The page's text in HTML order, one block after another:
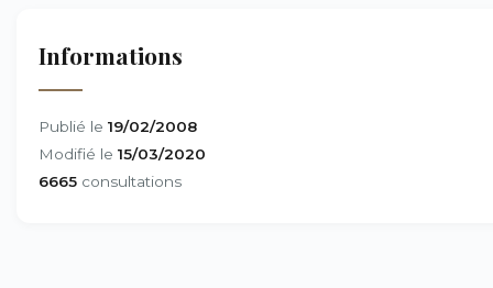
Informations
Publié le 19/02/2008
Modifié le 15/03/2020
6665 consultations